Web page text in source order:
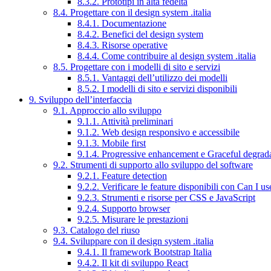
8.4. Progettare con il design system .italia
8.4.1. Documentazione
8.4.2. Benefici del design system
8.4.3. Risorse operative
8.4.4. Come contribuire al design system .italia
8.5. Progettare con i modelli di sito e servizi
8.5.1. Vantaggi dell’utilizzo dei modelli
8.5.2. I modelli di sito e servizi disponibili
9. Sviluppo dell’interfaccia
9.1. Approccio allo sviluppo
9.1.1. Attività preliminari
9.1.2. Web design responsivo e accessibile
9.1.3. Mobile first
9.1.4. Progressive enhancement e Graceful
9.2. Strumenti di supporto allo sviluppo del software
9.2.1. Feature detection
9.2.2. Verificare le feature disponibili con Can I
9.2.3. Strumenti e risorse per CSS e JavaScript
9.2.4. Supporto browser
9.2.5. Misurare le prestazioni
9.3. Catalogo del riuso
9.4. Sviluppare con il design system .italia
9.4.1. Il framework Bootstrap Italia
9.4.2. Il kit di sviluppo React